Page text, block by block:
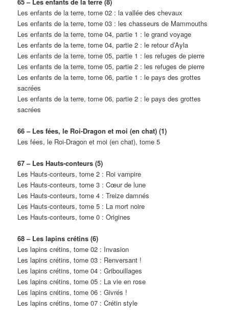
Les enfants de la terre, tome 02 : la vallée des chevaux
Les enfants de la terre, tome 03 : les chasseurs de Mammouths
Les enfants de la terre, tome 04, partie 1 : le grand voyage
Les enfants de la terre, tome 04, partie 2 : le retour d’Ayla
Les enfants de la terre, tome 05, partie 1 : les refuges de pierre
Les enfants de la terre, tome 05, partie 2 : les refuges de pierre
Les enfants de la terre, tome 06, partie 1 : le pays des grottes
sacrées
Les enfants de la terre, tome 06, partie 2 : le pays des grottes
sacrées
66 – Les fées, le Roi-Dragon et moi (en chat) (1)
Les fées, le Roi-Dragon et moi (en chat), tome 5
67 – Les Hauts-conteurs (5)
Les Hauts-conteurs, tome 2 : Roi vampire
Les Hauts-conteurs, tome 3 : Cœur de lune
Les Hauts-conteurs, tome 4 : Treize damnés
Les Hauts-conteurs, tome 5 : La mort noire
Les Hauts-conteurs, tome 0 : Origines
68 – Les lapins crétins (6)
Les lapins crétins, tome 02 : Invasion
Les lapins crétins, tome 03 : Renversant !
Les lapins crétins, tome 04 : Gribouillages
Les lapins crétins, tome 05 : La vie en rose
Les lapins crétins, tome 06 : Givrés !
Les lapins crétins, tome 07 : Crétin style